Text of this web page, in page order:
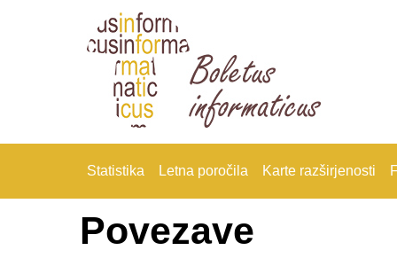
Statistika Letna poročila Karte razširjenosti
Povezave